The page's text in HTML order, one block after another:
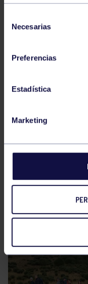
Necesarias
Preferencias
Estadística
Marketing